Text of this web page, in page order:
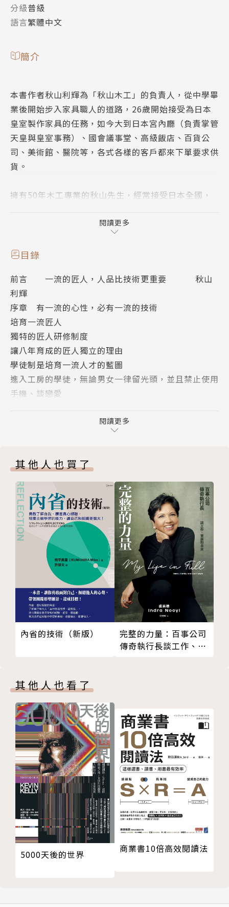
分級普級
語言繁體中文
簡介
本書作者秋山利輝為「秋山木工」的負責人，從中學畢
業後開始步入家具職人的道路，26歲開始接受為日本
皇室製作家具的任務，如今大到日本宮內廳（負責掌管
天皇與皇室事務）、國會議事堂、高級飯店、百貨公
司、美術館、醫院等，各式各樣的客戶都來下單要求供
貨。
擁有50年木工專業的秋山先生，經常接受日本全國，
的來訪，而且幾乎每天都能接到演講、上電視或採訪的
邀請，人們如此關注是因為「秋山木工」的一流人才育
成制度，受到社會各界青睞的緣故。
為了把年輕學徒培養成一流匠人，「秋山木工」創立了
一套八年育人制度，本書完整記載這套制度的基本法則
──「匠人須知三十條」。禮儀、感謝、尊敬、關懷、
謙虛……這些做人最重要的事，每一條都是貌似簡單的
基本道理，卻能有效地磨練心性和品格，喚醒每個人體
內的一流精神。
無論在哪種產業，每位工作者的手中，都有一項專業技
能。平時不忘反覆練習基本功、不忘初心，就能夠不斷
才。這些思想，都包含在「匠人須知三十條」中。
信自己的能力，一邊揮灑汗水、一邊鍛鍊自己的實力。
流汗學會的東西，將成為一生的財富。
──守、破、離 修業完畢，出來獨立之後，人生便邁
向嶄新的道路，為自己、為他人、為社會工作，生命將
會熠熠生輝。
「本書講述的是透過磨礪心性，使人生變得豐富、多彩
的日式工作之法。」──稻盛和夫，京瓷創始人、盛和
塾塾長
「功夫是什麼？就是時間。」真正的成功是從最不起
力。當每個人都願意慢慢穩紮穩打，腳踏實地以愚公移
山的堅持，發動來自內在的力量，全心全意投入，終會
有修成正果的一天。正值台灣重新檢討技職教育的當
下，這本書無疑及時地給了我們最真實、也最懇切的提
醒！」──嚴長壽，公益平台文化基金會董事長
作者簡介
秋山利輝
秋山木工集團負責人
一般社團法人秋山學校代表理事。1944年出生於奈良
閱讀更多
目錄
前言 一流的匠人，人品比技術更重要 秋山
利輝
序章 有一流的心性，必有一流的技術
培育一流匠人
獨特的匠人研修制度
讓八年育成的匠人獨立的理由
學徒制是培育一流人才的藍圖
進入工房的學徒，無論男女一律留光頭，並且禁止使用
手機、談戀愛
附注 職人工具——鉋刀
呼
匠人須知 二 進入作業場所前，必須先學會聯
絡、報告、協商
匠人須知 三 進入作業場所前，必須先是一個開
朗的人
匠人須知 四 進入作業場所前，必須成為不會讓
周圍的人變焦躁的人
匠人須知 五 進入作業場所前，必須要能夠正確
聽懂別人説的話
匠人須知 六 進入作業場所前，必須先是和藹可
親、好相處的人
匠人須知 七 進入作業場所前，必須成為有責任
心的人
匠人須知 八 進入作業場所前，必須成為能夠好
匠人須知 九 進入作業場所前，必須成為能為人
著想的人
匠人須知 十 進入作業場所前，必須成為「愛管
閒事」的人
匠人須知 十一 進入作業場所前，必須成為執著的
人
匠人須知 十二 進入作業場所前，必須成為有時間
觀念的人
匠人須知 十三 進入作業場所前，必須成為隨時準
備好工具的人
匠人須知 十四 進入作業場所前，必須成為很會打
掃整理的人
匠人須知 十五 進入作業場所前，必須成為明白自
閱讀更多
其他人也買了
內省的技術（新版）
完整的力量：百事公司
傳奇執行長談工作、家
其他人也看了
5000天後的世界
商業書10倍高效閱讀法